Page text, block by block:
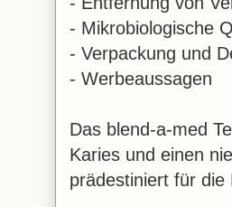
- Mikrobiologische
- Verpackung und
- Werbeaussagen
Das blend-a-med
Karies und einen
prädestiniert für die